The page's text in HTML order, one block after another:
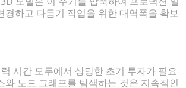
경하고 다듬기 작업을 위한 대역폭을 확보
시간 모두에서 상당한 초기 투자가 필요
와 노드 그래프를 탐색하는 것은 지속적인